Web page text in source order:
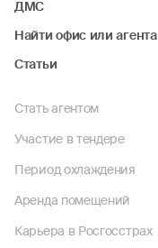
ДМС
Найти офис или агента
Статьи
Стать агентом
Участие в тендере
Период охлаждения
Аренда помещений
Карьера в Росгосстрах